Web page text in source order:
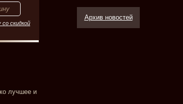
Архив новостей
со скидкой
лучшее и